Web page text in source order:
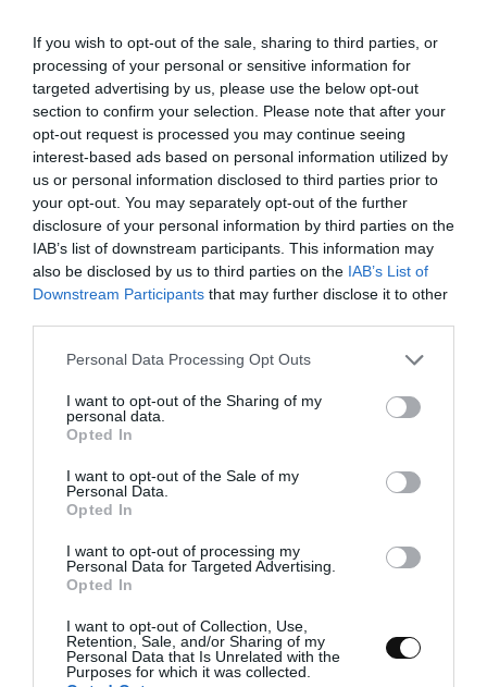
If you wish to opt-out of the sale, sharing to third parties, or
processing of your personal or sensitive information for
targeted advertising by us, please use the below opt-out
section to confirm your selection. Please note that after your
opt-out request is processed you may continue seeing
interest-based ads based on personal information utilized by
us or personal information disclosed to third parties prior to
your opt-out. You may separately opt-out of the further
disclosure of your personal information by third parties on the
IAB’s list of downstream participants. This information may
also be disclosed by us to third parties on the IAB’s List of
Downstream Participants that may further disclose it to other
Please note that this website/app uses one or more Google
not limited to your visit or usage behaviour. You may click to
grant or deny consent to Google and its third-party tags to
use your data for below specified purposes in below Google
consent section.
Personal Data Processing Opt Outs
I want to opt-out of the Sharing of my
personal data.
Opted In
I want to opt-out of the Sale of my
Personal Data.
Opted In
I want to opt-out of processing my
Personal Data for Targeted Advertising.
Opted In
I want to opt-out of Collection, Use,
Retention, Sale, and/or Sharing of my
Personal Data that Is Unrelated with the
Purposes for which it was collected.
Con ayuda de un cuchillo, formamos un patrón
enrejado en la superficie.
papel de horno.